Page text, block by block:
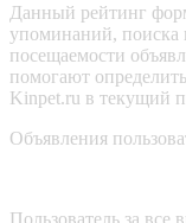
Данный рейтинг
упоминаний, поиска
посещаемости
помогают
Kinpet.ru в текущий
Объявления
Пользователь за все